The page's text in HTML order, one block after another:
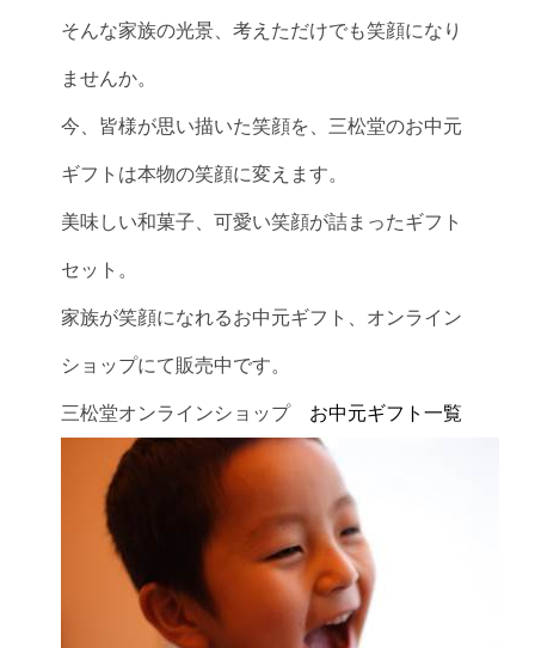
そんな家族の光景、考えただけでも笑顔になり
ませんか。
今、皆様が思い描いた笑顔を、三松堂のお中元
ギフトは本物の笑顔に変えます。
美味しい和菓子、可愛い笑顔が詰まったギフト
セット。
家族が笑顔になれるお中元ギフト、オンライン
ショップにて販売中です。
三松堂オンラインショップ お中元ギフト一覧